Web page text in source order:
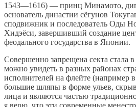
1543—1616) — принц Минамото,
основатель династии сёгунов
сподвижник и последователь Оды
Хидэёси, завершивший создание
феодального государства в Японии.
Совершенно запрещена секта стала
можно увидеть в разных районах
исполнителей на флейте (например
большие шляпы в форме ульев,
лица и являются частью
я верю, что эти современные